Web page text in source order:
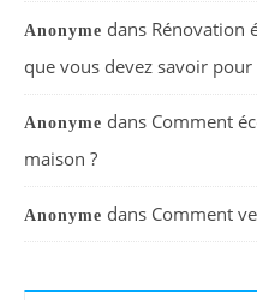
Anonyme dans Rénovation
que vous devez savoir
Anonyme dans Comment
maison ?
Anonyme dans Comment